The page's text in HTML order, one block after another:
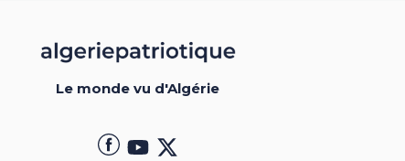
Le monde vu d'Algérie